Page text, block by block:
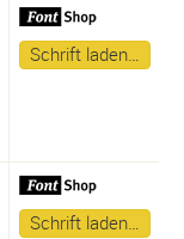
Schrift laden…
Schrift laden…